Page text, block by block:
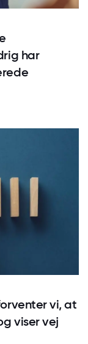
har
vi, at
viser vej